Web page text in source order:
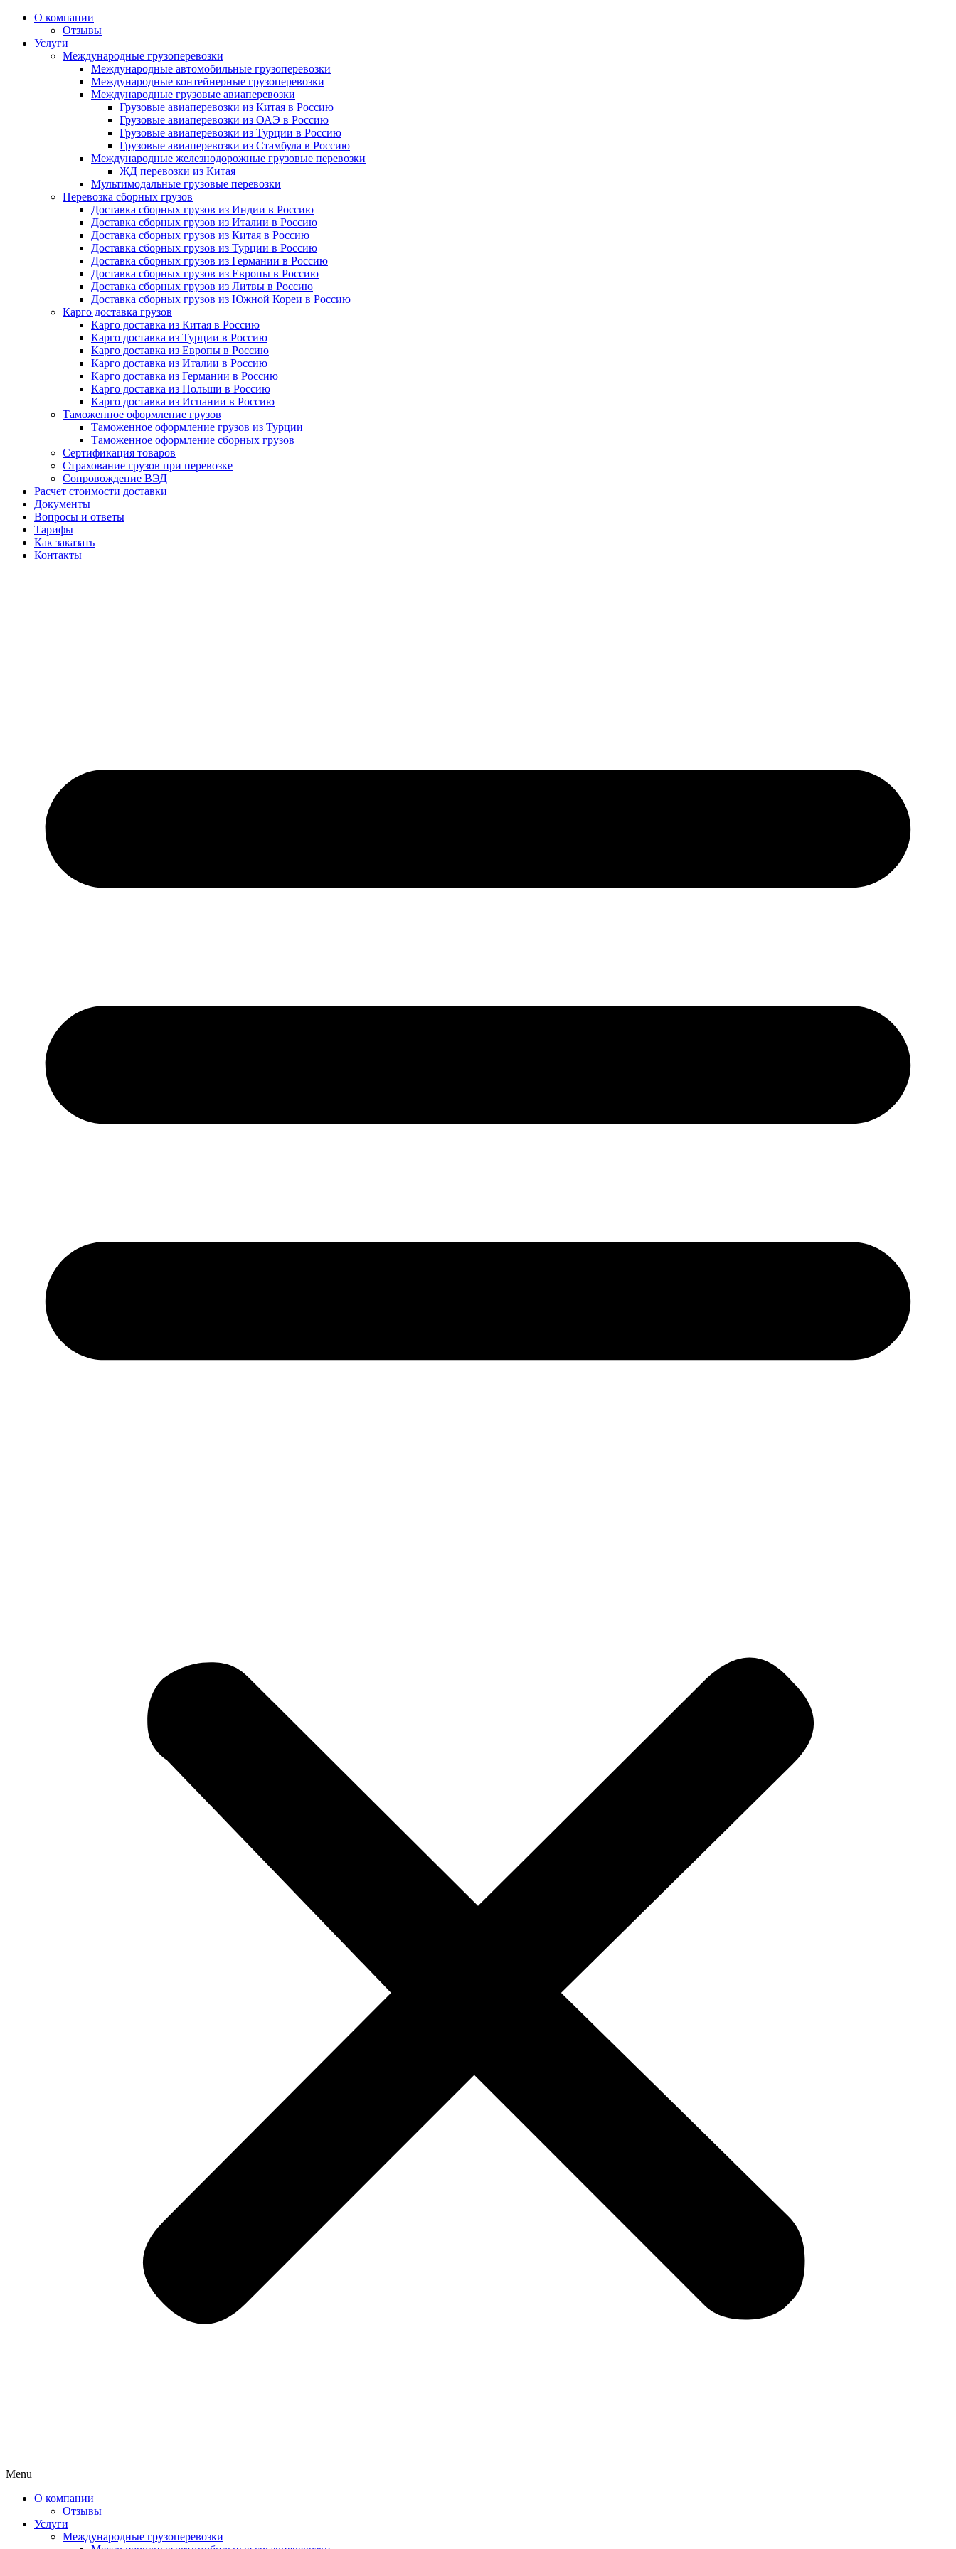
О компании
Отзывы
Услуги
Международные грузоперевозки
Международные автомобильные грузоперевозки
Международные контейнерные грузоперевозки
Международные грузовые авиаперевозки
Грузовые авиаперевозки из Китая в Россию
Грузовые авиаперевозки из ОАЭ в Россию
Грузовые авиаперевозки из Турции в Россию
Грузовые авиаперевозки из Стамбула в Россию
Международные железнодорожные грузовые перевозки
ЖД перевозки из Китая
Мультимодальные грузовые перевозки
Перевозка сборных грузов
Доставка сборных грузов из Индии в Россию
Доставка сборных грузов из Италии в Россию
Доставка сборных грузов из Китая в Россию
Доставка сборных грузов из Турции в Россию
Доставка сборных грузов из Германии в Россию
Доставка сборных грузов из Европы в Россию
Доставка сборных грузов из Литвы в Россию
Доставка сборных грузов из Южной Кореи в Россию
Карго доставка грузов
Карго доставка из Китая в Россию
Карго доставка из Турции в Россию
Карго доставка из Европы в Россию
Карго доставка из Италии в Россию
Карго доставка из Германии в Россию
Карго доставка из Польши в Россию
Карго доставка из Испании в Россию
Таможенное оформление грузов
Таможенное оформление грузов из Турции
Таможенное оформление сборных грузов
Сертификация товаров
Страхование грузов при перевозке
Сопровождение ВЭД
Расчет стоимости доставки
Документы
Вопросы и ответы
Тарифы
Как заказать
Контакты
Menu
О компании
Отзывы
Услуги
Международные грузоперевозки